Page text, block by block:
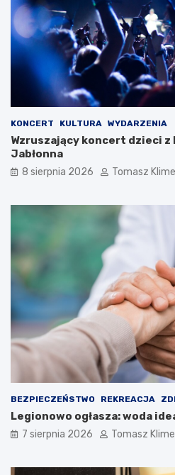
KONCERT KULTURA WYDARZENIA
Wzruszający koncert dzieci z
Jabłonna
8 sierpnia 2026 Tomasz
BEZPIECZEŃSTWO REKREACJA
Legionowo ogłasza: woda
7 sierpnia 2026 Tomasz